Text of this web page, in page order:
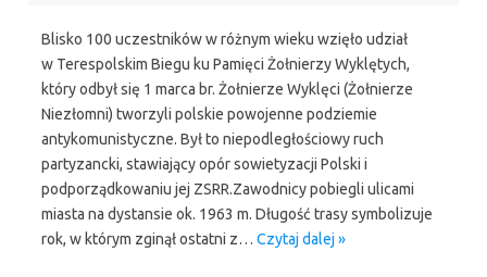
Blisko 100 uczestników w różnym wieku wzięło udział
w Terespolskim Biegu ku Pamięci Żołnierzy Wyklętych,
który odbył się 1 marca br. Żołnierze Wyklęci (Żołnierze
Niezłomni) tworzyli polskie powojenne podziemie
antykomunistyczne. Był to niepodległościowy ruch
partyzancki, stawiający opór sowietyzacji Polski i
podporządkowaniu jej ZSRR.Zawodnicy pobiegli ulicami
miasta na dystansie ok. 1963 m. Długość trasy symbolizuje
rok, w którym zginął ostatni z… Czytaj dalej »